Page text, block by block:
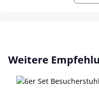
Produktgalerie
Weitere